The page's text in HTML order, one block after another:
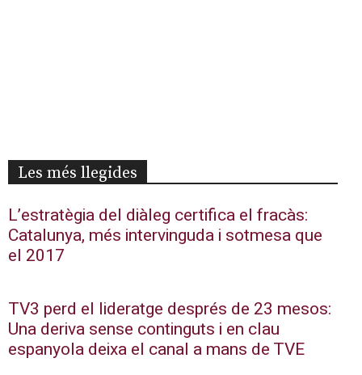
Les més llegides
L’estratègia del diàleg certifica el fracàs:
Catalunya, més intervinguda i sotmesa que
el 2017
TV3 perd el lideratge després de 23 mesos:
Una deriva sense continguts i en clau
espanyola deixa el canal a mans de TVE